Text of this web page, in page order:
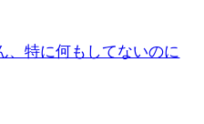
、特に何もしてないのに